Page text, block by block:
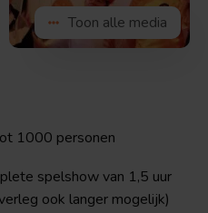
Bekijk
de
Toon alle media
1000 personen
spelshow van 1,5 uur
ook langer mogelijk)